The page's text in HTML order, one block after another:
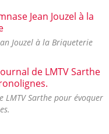
Jouzel à la Briqueterie
Sarthe pour évoquer